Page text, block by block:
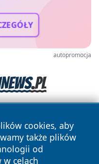
autopromocja
cookies, aby
także plików
od
w celach